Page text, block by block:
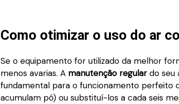
Como otimizar o uso do ar
Se o equipamento for utilizado da melhor
menos avarias. A manutenção regular do seu
fundamental para o funcionamento perfeito
acumulam pó) ou substituí-los a cada seis